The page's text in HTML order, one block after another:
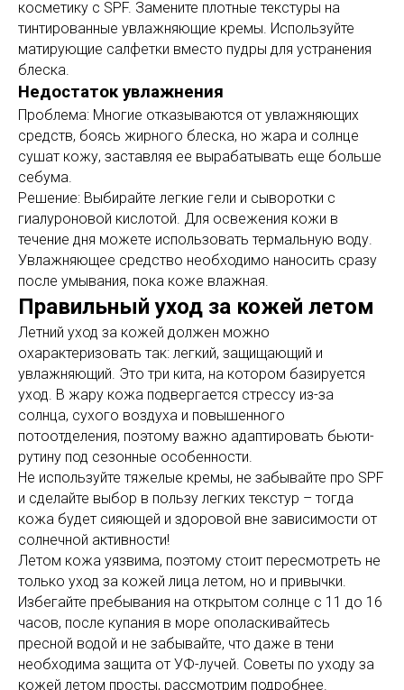
косметику с SPF. Замените плотные текстуры на
тинтированные увлажняющие кремы. Используйте
матирующие салфетки вместо пудры для устранения
блеска.
Недостаток увлажнения
Проблема: Многие отказываются от увлажняющих
средств, боясь жирного блеска, но жара и солнце
сушат кожу, заставляя ее вырабатывать еще больше
себума.
Решение: Выбирайте легкие гели и сыворотки с
гиалуроновой кислотой. Для освежения кожи в
течение дня можете использовать термальную воду.
Увлажняющее средство необходимо наносить сразу
после умывания, пока коже влажная.
Правильный уход за кожей летом
Летний уход за кожей должен можно
охарактеризовать так: легкий, защищающий и
увлажняющий. Это три кита, на котором базируется
уход. В жару кожа подвергается стрессу из-за
солнца, сухого воздуха и повышенного
потоотделения, поэтому важно адаптировать бьюти-
рутину под сезонные особенности.
Не используйте тяжелые кремы, не забывайте про SPF
и сделайте выбор в пользу легких текстур – тогда
кожа будет сияющей и здоровой вне зависимости от
солнечной активности!
Летом кожа уязвима, поэтому стоит пересмотреть не
только уход за кожей лица летом, но и привычки.
Избегайте пребывания на открытом солнце с 11 до 16
часов, после купания в море ополаскивайтесь
пресной водой и не забывайте, что даже в тени
необходима защита от УФ-лучей. Советы по уходу за
кожей летом просты, рассмотрим подробнее.